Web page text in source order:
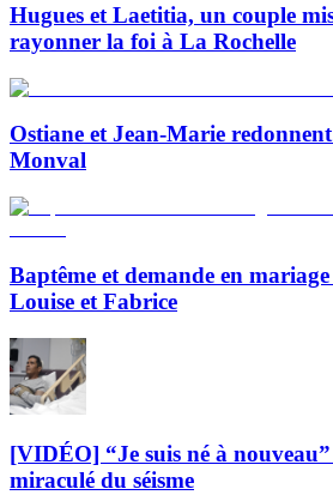
Hugues et Laetitia, un couple
rayonner la foi à La Rochelle
Ostiane et Jean-Marie
Monval
Baptême et demande en
Louise et Fabrice
[VIDÉO] “Je suis né à
miraculé du séisme